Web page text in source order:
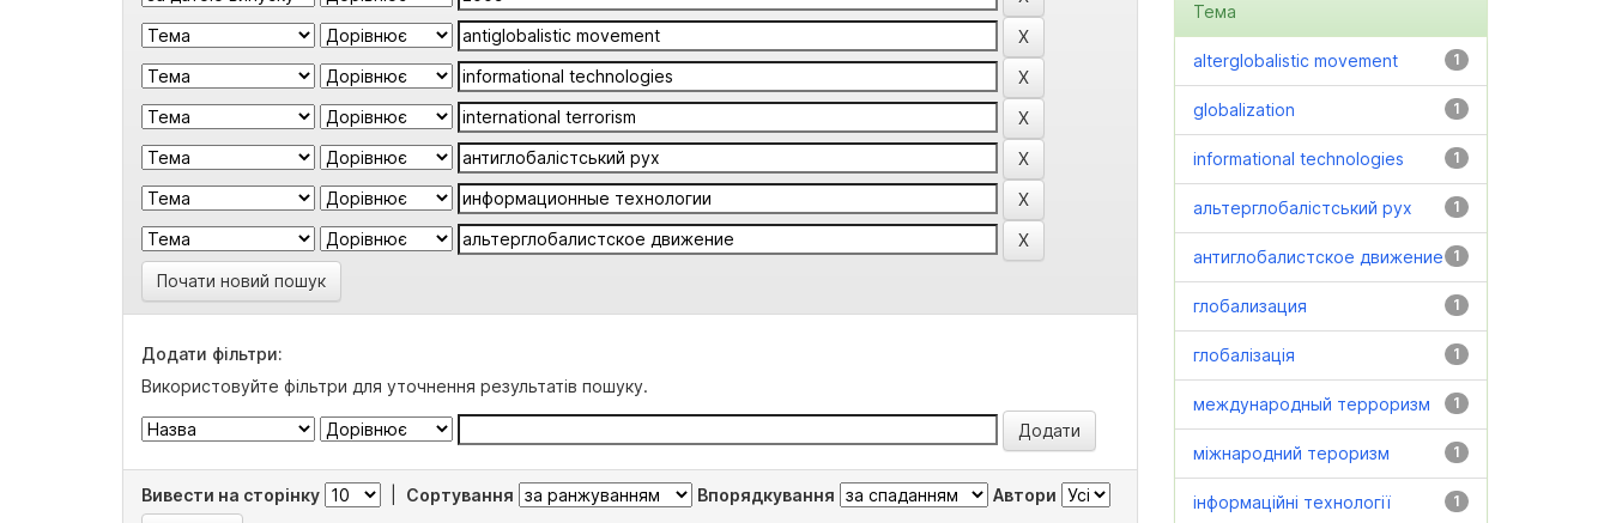
Почати новий пошук
Додати фільтри:
Використовуйте фільтри для уточнення результатів пошуку.
Вивести на сторінку Сортування Впорядкування Автори
Тема
1
alterglobalistic movement
1
globalization
1
informational technologies
1
альтерглобалістський рух
1
антиглобалистское движение
1
глобализация
1
глобалізація
1
международный терроризм
1
міжнародний тероризм
1
інформаційні технології